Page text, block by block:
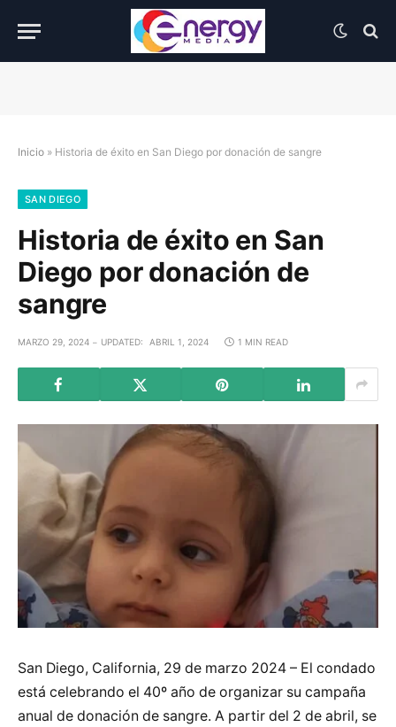
Inicio » Historia de éxito en San Diego por donación de sangre
SAN DIEGO
Historia de éxito en San
Diego por donación de
sangre
MARZO 29, 2024 UPDATED: ABRIL 1, 2024 1 MIN READ
San Diego, California, 29 de marzo 2024 – El condado
está celebrando el 40º año de organizar su campaña
anual de donación de sangre. A partir del 2 de abril, se